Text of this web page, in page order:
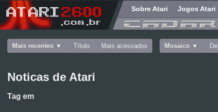
Sobre Atari Jogos Atari
Mais recentes Título Mais acessados Mosaico
Noticas de Atari
Tag em